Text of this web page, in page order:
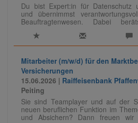
Du bist Expert:in für Datenschutz
und übernimmst
Beauftragtenwesen. Dabei
Mandanten, entwickelst
Datenschutzkonzepte weiter und
auch als Referent:in. Eine
Für unser Team IT-Audit/ -
Spezialisten (m/w/d) für das
Datenschutz und der
Mitarbeiter (m/w/d) für den
Versicherungen
15.06.2026 | Raiffeisenbank
Peiting
Sie sind Teamplayer und auf der
neuen beruflichen Funktion im
und Absichern? Dann freuen